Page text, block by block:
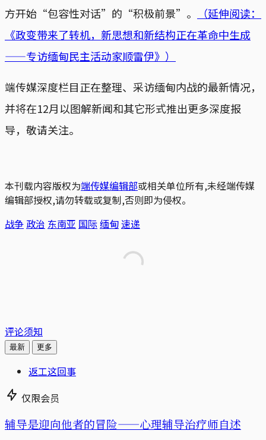
方开始“包容性对话”的“积极前景”。
（延伸阅读：
《政变带来了转机，新思想和新结构正在革命中生成
——专访缅甸民主活动家顺雷伊》）
端传媒深度栏目正在整理、采访缅甸内战的最新情况，
并将在12月以图解新闻和其它形式推出更多深度报
导，敬请关注。
本刊载内容版权为端传媒编辑部或相关单位所有,未经端传媒
编辑部授权,请勿转载或复制,否则即为侵权。
战争 政治 东南亚 国际缅甸速递
评论须知
最新 更多
返工这回事
仅限会员
辅导是迎向他者的冒险——心理辅导治疗师自述